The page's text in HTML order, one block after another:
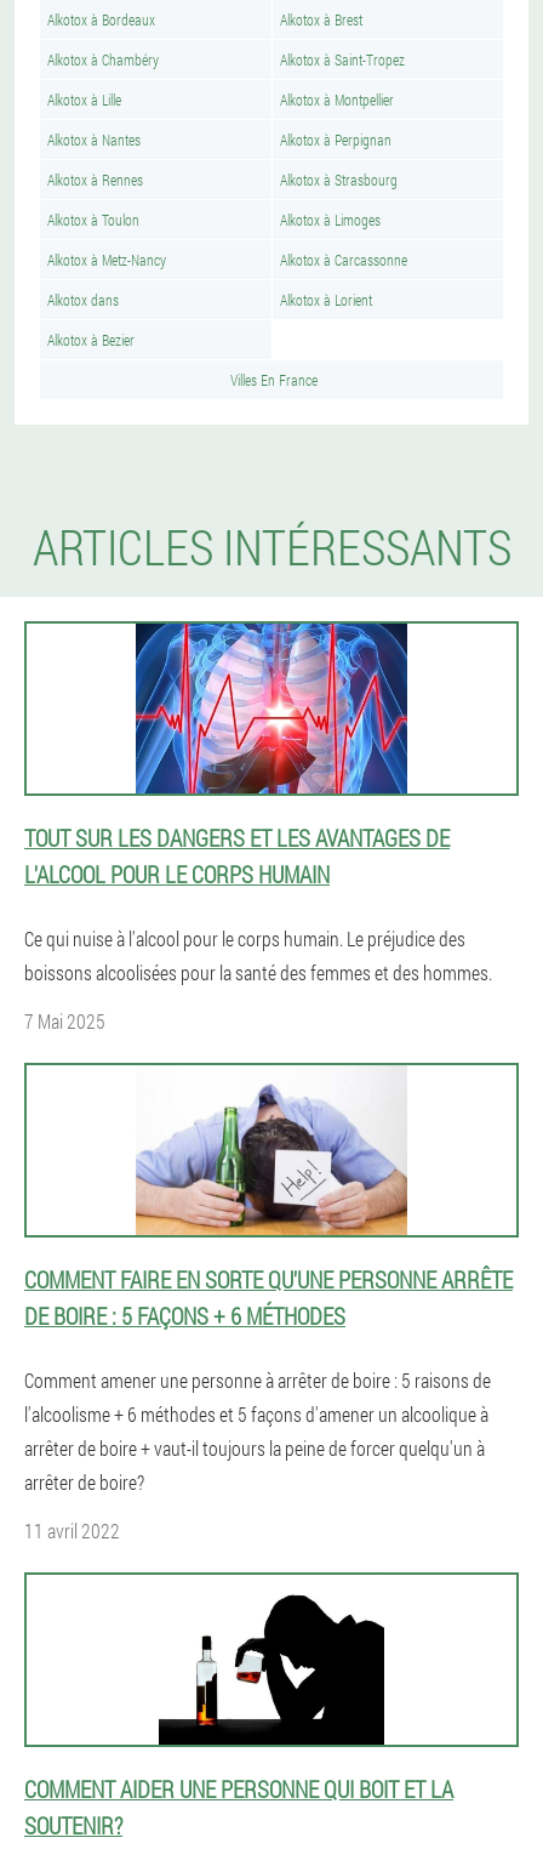
Alkotox à Bordeaux Alkotox à Brest
Alkotox à Chambéry Alkotox à Saint-Tropez
Alkotox à Lille Alkotox à Montpellier
Alkotox à Nantes Alkotox à Perpignan
Alkotox à Rennes Alkotox à Strasbourg
Alkotox à Toulon Alkotox à Limoges
Alkotox à Metz-Nancy Alkotox à Carcassonne
Alkotox dans Alkotox à Lorient
Alkotox à Bezier
Villes En France
ARTICLES INTÉRESSANTS
TOUT SUR LES DANGERS ET LES AVANTAGES DE
L'ALCOOL POUR LE CORPS HUMAIN
Ce qui nuise à l'alcool pour le corps humain. Le préjudice des
boissons alcoolisées pour la santé des femmes et des hommes.
7 Mai 2025
COMMENT FAIRE EN SORTE QU'UNE PERSONNE ARRÊTE
DE BOIRE : 5 FAÇONS + 6 MÉTHODES
Comment amener une personne à arrêter de boire : 5 raisons de
l'alcoolisme + 6 méthodes et 5 façons d'amener un alcoolique à
arrêter de boire + vaut-il toujours la peine de forcer quelqu'un à
arrêter de boire?
11 avril 2022
COMMENT AIDER UNE PERSONNE QUI BOIT ET LA
SOUTENIR?